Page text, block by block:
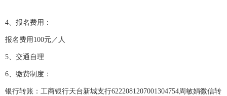
4、报名费用：
报名费用100元／人
5、交通自理
6、缴费制度：
银行转账：工商银行天台新城支行6222081207001304754周敏娟微信转